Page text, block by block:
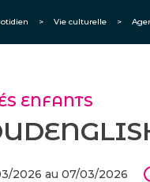
> Vie culturelle >
ENFANTS
2026 au 07/03/2026